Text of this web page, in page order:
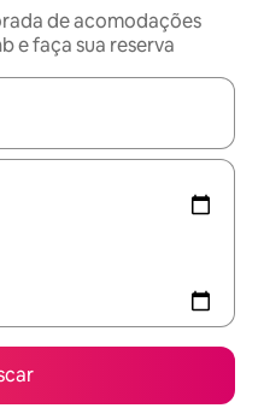
de acomodações
e faça sua reserva
disponíveis, explore-os